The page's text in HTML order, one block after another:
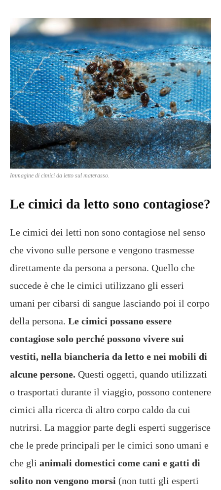
Immagine di cimici da letto sul materasso.
Le cimici da letto sono contagiose?
Le cimici dei letti non sono contagiose nel senso
che vivono sulle persone e vengono trasmesse
direttamente da persona a persona. Quello che
succede è che le cimici utilizzano gli esseri
umani per cibarsi di sangue lasciando poi il corpo
della persona. Le cimici possano essere
contagiose solo perché possono vivere sui
vestiti, nella biancheria da letto e nei mobili di
alcune persone. Questi oggetti, quando utilizzati
o trasportati durante il viaggio, possono contenere
cimici alla ricerca di altro corpo caldo da cui
nutrirsi. La maggior parte degli esperti suggerisce
che le prede principali per le cimici sono umani e
che gli animali domestici come cani e gatti di
solito non vengono morsi (non tutti gli esperti